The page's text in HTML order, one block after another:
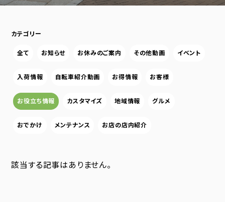
カテゴリー
全て お知らせ お休みのご案内 その他動画 イベント
入荷情報 自転車紹介動画 お得情報 お客様
お役立ち情報 カスタマイズ 地域情報 グルメ
おでかけ メンテナンス お店の店内紹介
該当する記事はありません。